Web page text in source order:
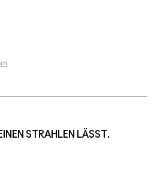
STRAHLEN LÄSST.